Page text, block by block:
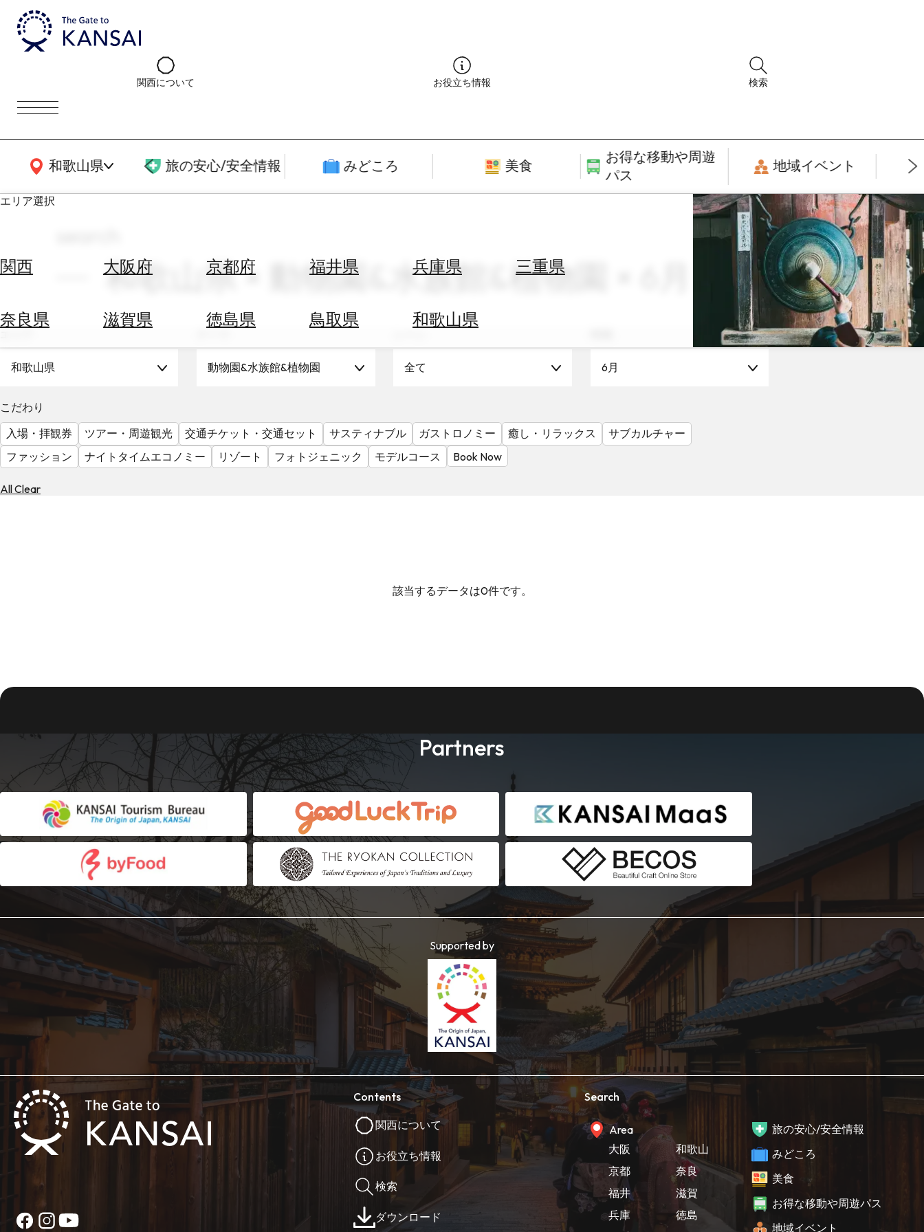
関西について お役立ち情報 検索
和歌山県
関西広域MAP 旅の安心/安全情報 みどころ 美食
お得な移動や周遊
パス
地域イベント
エリア選択
関西 大阪府 京都府 福井県 兵庫県 三重県
奈良県 滋賀県 徳島県 鳥取県 和歌山県
す
ホ
す
替
を
調
べ
天
和歌山県 × 動物園&水族館&植物園 × 6月
和歌山県 動物園&水族館&植物園 全て 6月
こだわり
入場・拝観券
ツアー・周遊観光 交通チケット・交通セット サスティナブル ガストロノミー 癒し・リラックス
サブカルチャー
ファッション
ナイトタイムエコノミー リゾート フォトジェニック モデルコース Book Now
All Clear
該当するデータは0件です。
Partners
Supported by
Contents
関西について
お役立ち情報
検索
ダウンロード
Search
Area
大阪
京都
福井
兵庫
和歌山
奈良
滋賀
徳島
旅の安心/安全情報
みどころ
美食
お得な移動や周遊パス
地域イベント